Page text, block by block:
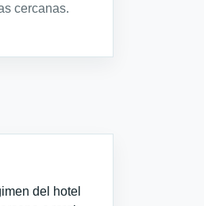
cercanas.
del hotel